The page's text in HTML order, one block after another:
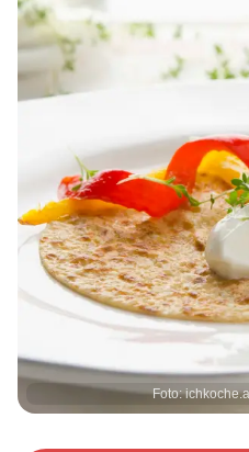
Foto: